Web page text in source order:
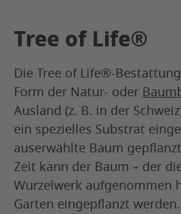
Tree of Life®
Die Tree of Life®-
Form der Natur- oder
Ausland (z. B. in der
ein spezielles Substrat
auserwählte Baum
Zeit kann der Baum – der
Wurzelwerk aufgenommen
Garten eingepflanzt werden.